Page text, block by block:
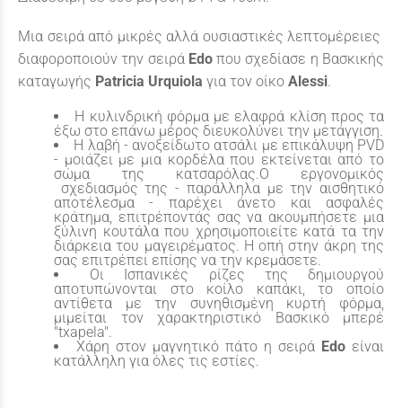
Μια σειρά από μικρές αλλά ουσιαστικές λεπτομέρειες
διαφοροποιούν την σειρά Edo που σχεδίασε η Βασκικής
καταγωγής Patricia Urquiola για τον οίκο Alessi.
Η κυλινδρική φόρμα με ελαφρά κλίση προς τα
έξω στο επάνω μέρος διευκολύνει την μετάγγιση.
Η λαβή - ανοξείδωτο ατσάλι με επικάλυψη PVD
- μοιάζει με μια κορδέλα που εκτείνεται από το
σώμα της κατσαρόλας.Ο εργονομικός
σχεδιασμός της - παράλληλα με την αισθητικό
αποτέλεσμα - παρέχει άνετο και ασφαλές
κράτημα, επιτρέποντάς σας να ακουμπήσετε μια
ξύλινη κουτάλα που χρησιμοποιείτε κατά τα την
διάρκεια του μαγειρέματος. Η οπή στην άκρη της
σας επιτρέπει επίσης να την κρεμάσετε.
Οι Ισπανικές ρίζες της δημιουργού
αποτυπώνονται στο κοίλο καπάκι, το οποίο
αντίθετα με την συνηθισμένη κυρτή φόρμα,
μιμείται τον χαρακτηριστικό Βασκικό μπερέ
"txapela".
Χάρη στον μαγνητικό πάτο η σειρά Edo είναι
κατάλληλη για όλες τις εστίες.